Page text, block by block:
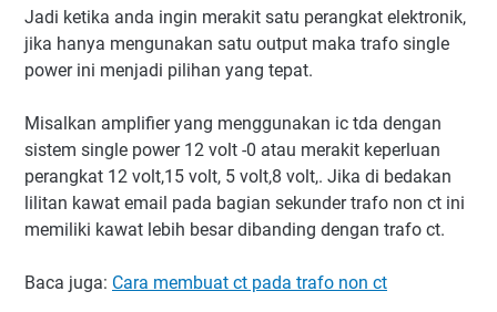
Jadi ketika anda ingin merakit satu perangkat elektronik,
jika hanya mengunakan satu output maka trafo single
power ini menjadi pilihan yang tepat.
Misalkan amplifier yang menggunakan ic tda dengan
sistem single power 12 volt -0 atau merakit keperluan
perangkat 12 volt,15 volt, 5 volt,8 volt,. Jika di bedakan
lilitan kawat email pada bagian sekunder trafo non ct ini
memiliki kawat lebih besar dibanding dengan trafo ct.
Baca juga: Cara membuat ct pada trafo non ct